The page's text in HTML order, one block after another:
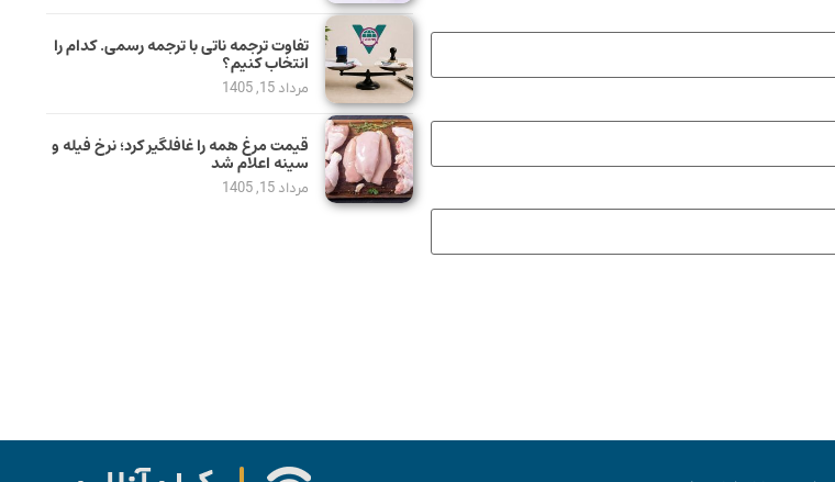
تفاوت ترجمه ناتی با ترجمه رسمی. کدام را
انتخاب کنیم؟
مرداد 15, 1405
قیمت مرغ همه را غافلگیر کرد؛ نرخ فیله و
سینه اعلام شد
مرداد 15, 1405